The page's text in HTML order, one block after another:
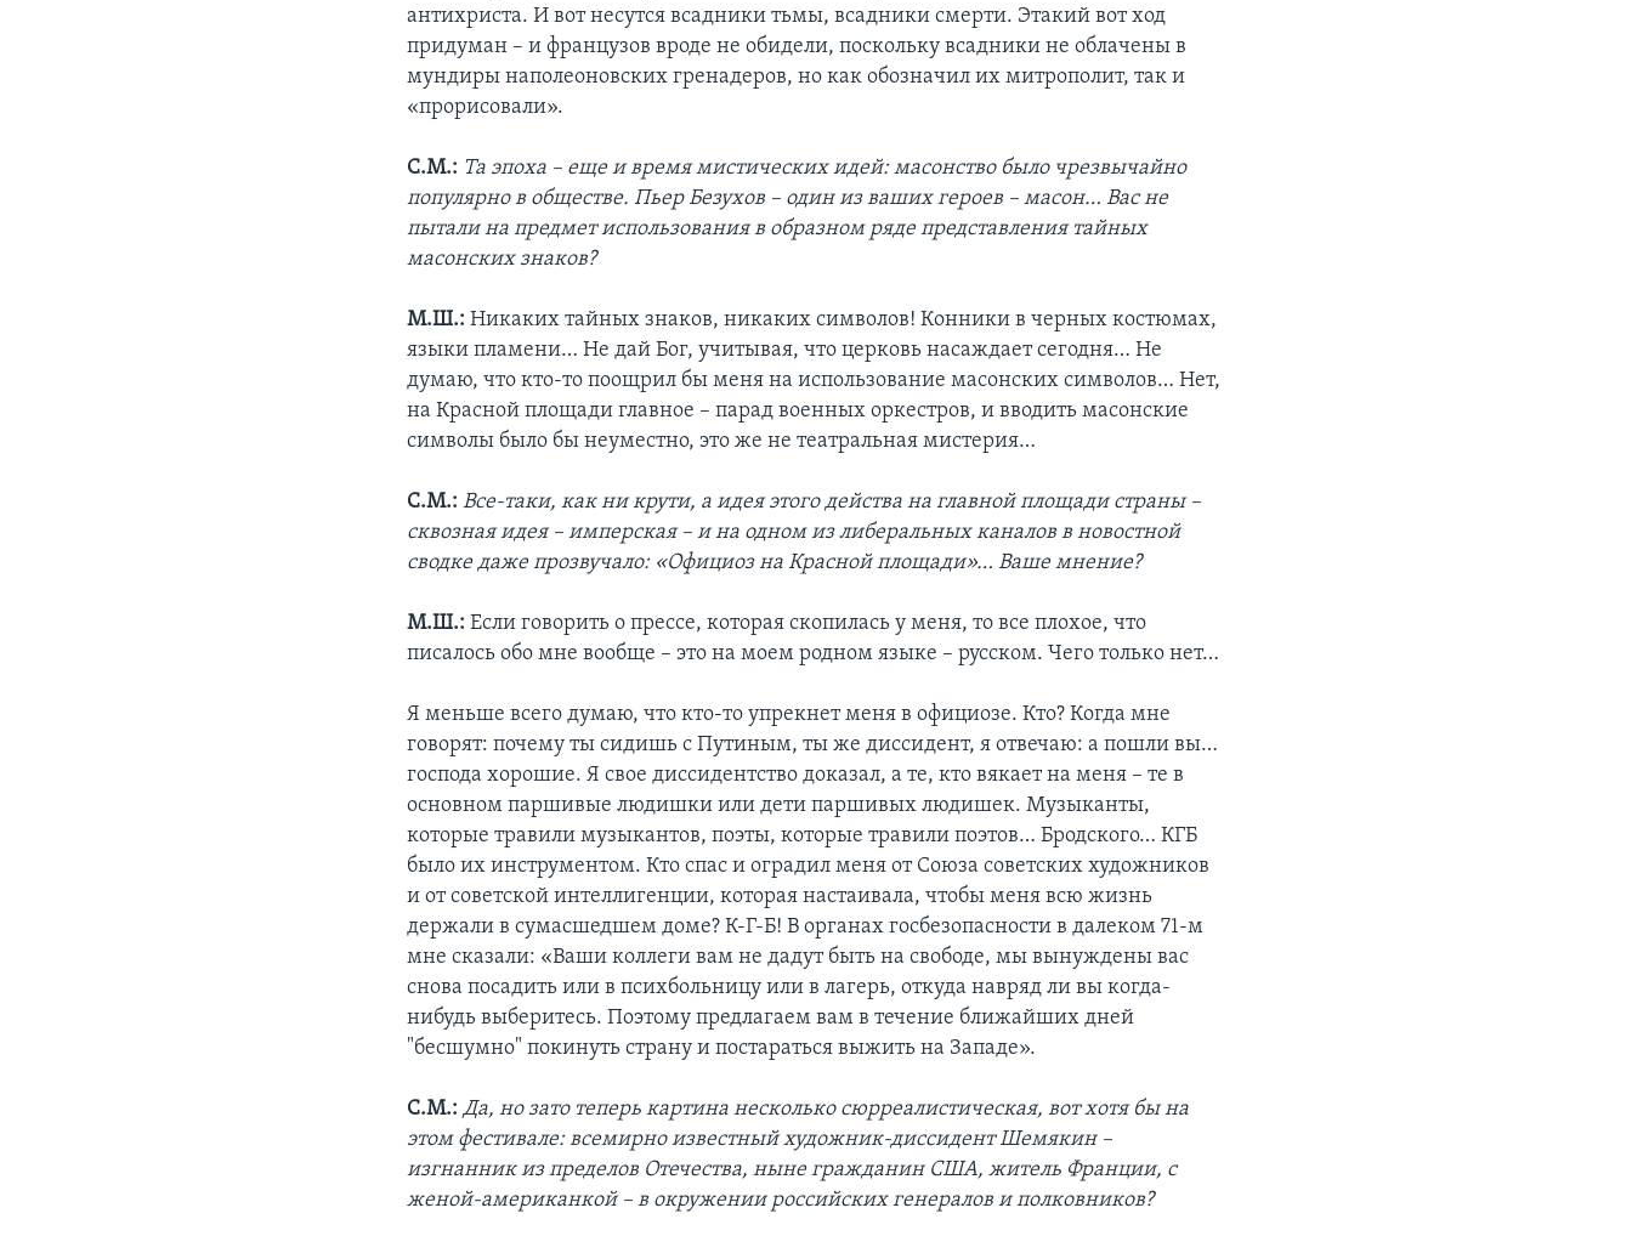
антихриста. И вот несутся всадники тьмы, всадники смерти. Этакий вот ход
придуман – и французов вроде не обидели, поскольку всадники не облачены в
мундиры наполеоновских гренадеров, но как обозначил их митрополит, так и
«прорисовали».
С.М.: Та эпоха – еще и время мистических идей: масонство было чрезвычайно
популярно в обществе. Пьер Безухов – один из ваших героев – масон… Вас не
пытали на предмет использования в образном ряде представления тайных
масонских знаков?
М.Ш.: Никаких тайных знаков, никаких символов! Конники в черных костюмах,
языки пламени… Не дай Бог, учитывая, что церковь насаждает сегодня… Не
думаю, что кто-то поощрил бы меня на использование масонских символов… Нет,
на Красной площади главное – парад военных оркестров, и вводить масонские
символы было бы неуместно, это же не театральная мистерия…
С.М.: Все-таки, как ни крути, а идея этого действа на главной площади страны –
сквозная идея – имперская – и на одном из либеральных каналов в новостной
сводке даже прозвучало: «Официоз на Красной площади»… Ваше мнение?
М.Ш.: Если говорить о прессе, которая скопилась у меня, то все плохое, что
писалось обо мне вообще – это на моем родном языке – русском. Чего только нет…
Я меньше всего думаю, что кто-то упрекнет меня в официозе. Кто? Когда мне
говорят: почему ты сидишь с Путиным, ты же диссидент, я отвечаю: а пошли вы…
господа хорошие. Я свое диссидентство доказал, а те, кто вякает на меня – те в
основном паршивые людишки или дети паршивых людишек. Музыканты,
которые травили музыкантов, поэты, которые травили поэтов… Бродского… КГБ
было их инструментом. Кто спас и оградил меня от Союза советских художников
и от советской интеллигенции, которая настаивала, чтобы меня всю жизнь
держали в сумасшедшем доме? К-Г-Б! В органах госбезопасности в далеком 71-м
мне сказали: «Ваши коллеги вам не дадут быть на свободе, мы вынуждены вас
снова посадить или в психбольницу или в лагерь, откуда навряд ли вы когда-
нибудь выберитесь. Поэтому предлагаем вам в течение ближайших дней
"бесшумно" покинуть страну и постараться выжить на Западе».
С.М.: Да, но зато теперь картина несколько сюрреалистическая, вот хотя бы на
этом фестивале: всемирно известный художник-диссидент Шемякин –
изгнанник из пределов Отечества, ныне гражданин США, житель Франции, с
женой-американкой – в окружении российских генералов и полковников?